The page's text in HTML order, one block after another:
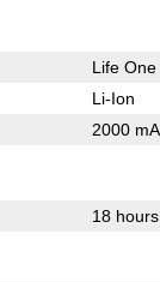
Life One
Li-Ion
2000
18 hours